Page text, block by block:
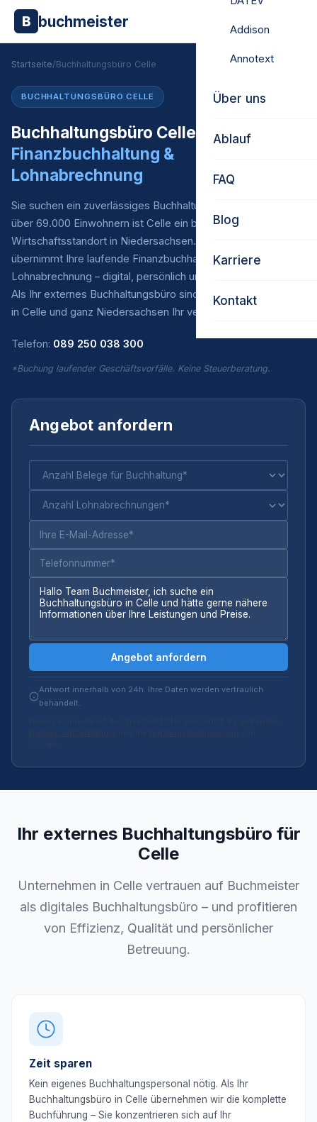
B buchmeister Addison
Annotext
Über uns
Ablauf
FAQ
Blog
Karriere
Kontakt
Startseite/Buchhaltungsbüro Celle
BUCHHALTUNGSBÜRO CELLE
Buchhaltungsbüro Celle –
Finanzbuchhaltung &
Lohnabrechnung
Sie suchen ein zuverlässiges Buchhaltungsbüro in Celle? Mit
über 69.000 Einwohnern ist Celle ein bedeutender
Wirtschaftsstandort in Niedersachsen. Buchmeister
übernimmt Ihre laufende Finanzbuchhaltung* und
Lohnabrechnung – digital, persönlich und zu fairen Preisen.
Als Ihr externes Buchhaltungsbüro sind wir für Unternehmen
in Celle und ganz Niedersachsen Ihr verlässlicher Partner.
Telefon: 089 250 038 300
*Buchung laufender Geschäftsvorfälle. Keine Steuerberatung.
Angebot anfordern
Angebot anfordern
Antwort innerhalb von 24h. Ihre Daten werden vertraulich
behandelt.
Ihr externes Buchhaltungsbüro für
Celle
Unternehmen in Celle vertrauen auf Buchmeister
als digitales Buchhaltungsbüro – und profitieren
von Effizienz, Qualität und persönlicher
Betreuung.
Zeit sparen
Kein eigenes Buchhaltungspersonal nötig. Als Ihr
Buchhaltungsbüro in Celle übernehmen wir die komplette
Buchführung – Sie konzentrieren sich auf Ihr